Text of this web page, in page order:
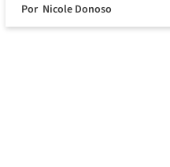
Por Nicole Donoso